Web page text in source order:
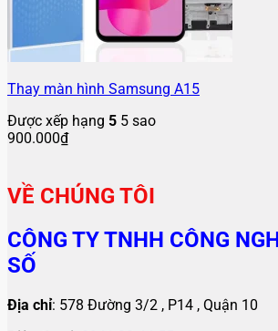
Thay màn hình Samsung A15
Được xếp hạng 5 5 sao
900.000₫
VỀ CHÚNG TÔI
CÔNG TY TNHH CÔNG
SỐ
Địa chỉ: 578 Đường 3/2 , P14 , Quận 10